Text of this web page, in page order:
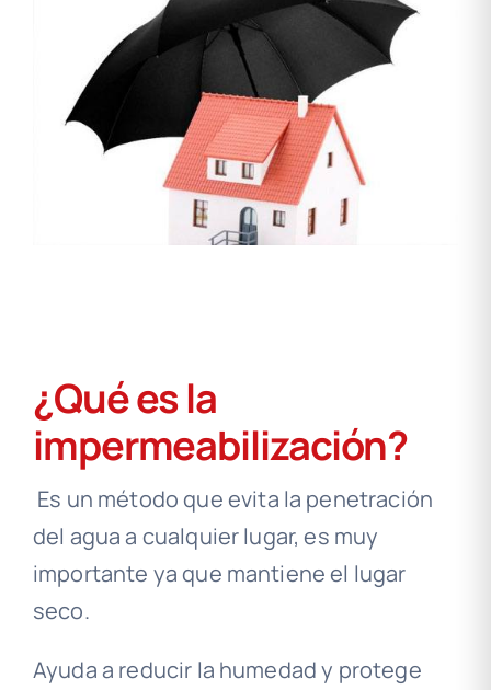
¿Qué es la
impermeabilización?
Es un método que evita la penetración
del agua a cualquier lugar, es muy
importante ya que mantiene el lugar
seco.
Ayuda a reducir la humedad y protege